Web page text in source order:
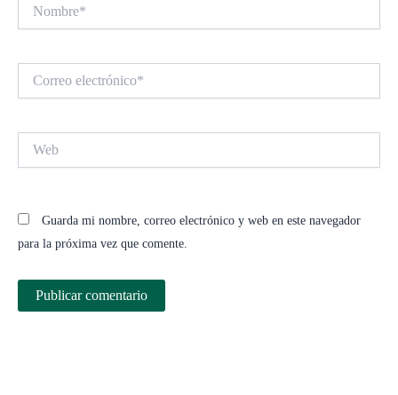
electrónico*
Guarda mi nombre, correo electrónico y web en este navegador
para la próxima vez que comente.